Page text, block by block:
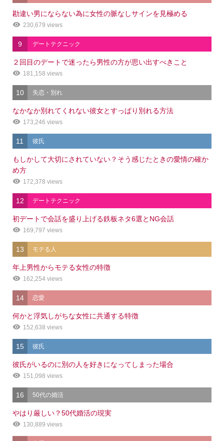
勘違い男にならない為に女性の脈なしサインを見極める
230,679 views
9 デートテクニック
２回目のデートで迷ったら男性の方が思い出すべきこと
181,158 views
10 失恋・別れ
なかなか別れてくれない彼女とすっぱり別れる方法
173,246 views
11 彼氏
もしかして大切にされていない？そう感じたときの愛情の確か
め方
172,378 views
12 デートテクニック
初デートで会話を盛り上げる鉄板ネタ6選とNG会話
169,797 views
13 モテる人
年上男性からモテる女性の特徴
162,254 views
14 恋愛
何かと浮気しがちな女性に共通する特徴
152,638 views
15 彼氏
彼氏がいるのに別の人を好きになってしまった場合
151,098 views
16 50代の婚活
やはり厳しい？50代婚活の現実
130,889 views